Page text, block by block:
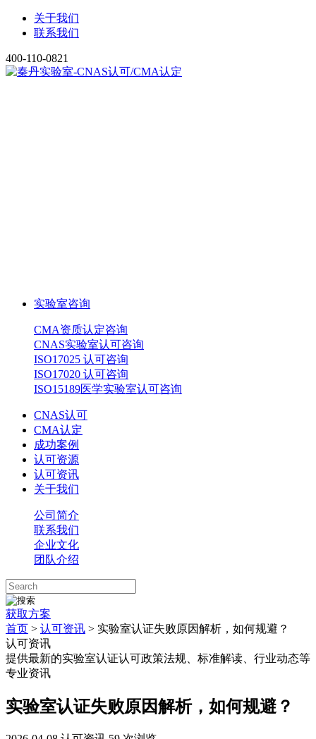
关于我们
联系我们
400-110-0821
实验室咨询
CMA资质认定咨询
CNAS实验室认可咨询
ISO17025 认可咨询
ISO17020 认可咨询
ISO15189医学实验室认可咨询
CNAS认可
CMA认定
成功案例
认可资源
认可资讯
关于我们
公司简介
联系我们
企业文化
团队介绍
获取方案
首页 > 认可资讯 > 实验室认证失败原因解析，如何规避？
认可资讯
提供最新的实验室认证认可政策法规、标准解读、行业动态等
专业资讯
实验室认证失败原因解析，如何规避？